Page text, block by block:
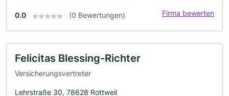
0.0 (0 Bewertungen) Firma bewerten
Felicitas Blessing-Richter
Versicherungsvertreter
Lehrstraße 30, 78628 Rottweil